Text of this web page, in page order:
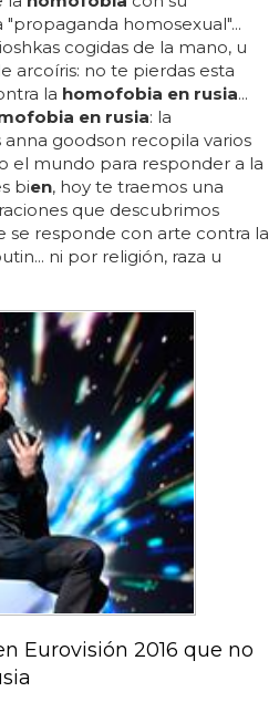
"propaganda homosexual"...
cogidas de la mano, u
arcoíris: no te pierdas esta
la homofobia en rusia...
en rusia: la
goodson recopila varios
el mundo para responder a la
bien, hoy te traemos una
que descubrimos
se responde con arte contra la
ni por religión, raza u
Eurovisión 2016 que no